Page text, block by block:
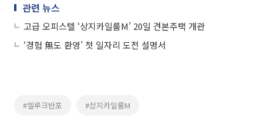
관련 뉴스
고급 오피스텔 ‘상지카일룸M’ 20일 견본주택 개관
‘경험 無도 환영’ 첫 일자리 도전 설명서
#엘루크반포 #상지카일룸M